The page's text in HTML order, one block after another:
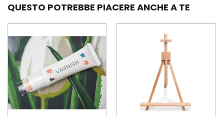
QUESTO POTREBBE PIACERE ANCHE A TE